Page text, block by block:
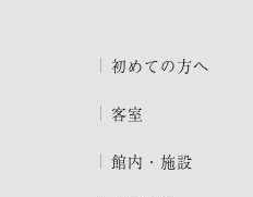
初めての方へ
客室
館内・施設